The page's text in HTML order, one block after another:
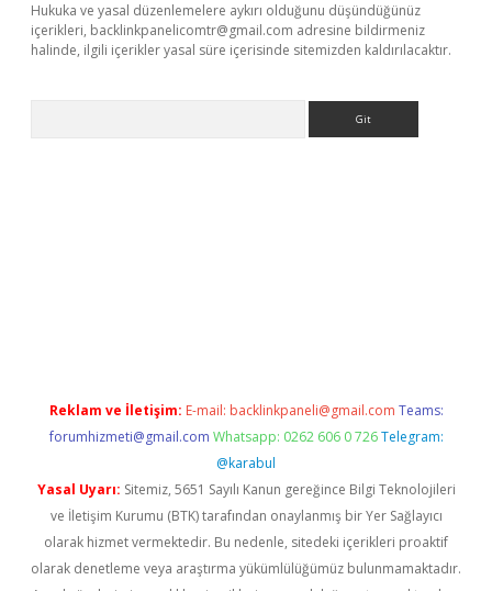
Hukuka ve yasal düzenlemelere aykırı olduğunu düşündüğünüz
içerikleri, backlinkpanelicomtr@gmail.com adresine bildirmeniz
halinde, ilgili içerikler yasal süre içerisinde sitemizden kaldırılacaktır.
Reklam ve İletişim: E-mail: backlinkpaneli@gmail.com Teams:
forumhizmeti@gmail.com Whatsapp: 0262 606 0 726 Telegram:
@karabul
Yasal Uyarı: Sitemiz, 5651 Sayılı Kanun gereğince Bilgi Teknolojileri
ve İletişim Kurumu (BTK) tarafından onaylanmış bir Yer Sağlayıcı
olarak hizmet vermektedir. Bu nedenle, sitedeki içerikleri proaktif
olarak denetleme veya araştırma yükümlülüğümüz bulunmamaktadır.